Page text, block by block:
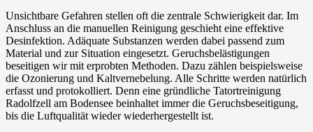
Unsichtbare Gefahren stellen oft die zentrale Schwierigkeit dar. Im
Anschluss an die manuellen Reinigung geschieht eine effektive
Desinfektion. Adäquate Substanzen werden dabei passend zum
Material und zur Situation eingesetzt. Geruchsbelästigungen
beseitigen wir mit erprobten Methoden. Dazu zählen beispielsweise
die Ozonierung und Kaltvernebelung. Alle Schritte werden natürlich
erfasst und protokolliert. Denn eine gründliche Tatortreinigung
Radolfzell am Bodensee beinhaltet immer die Geruchsbeseitigung,
bis die Luftqualität wieder wiederhergestellt ist.